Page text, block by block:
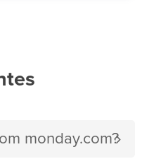
monday.com?